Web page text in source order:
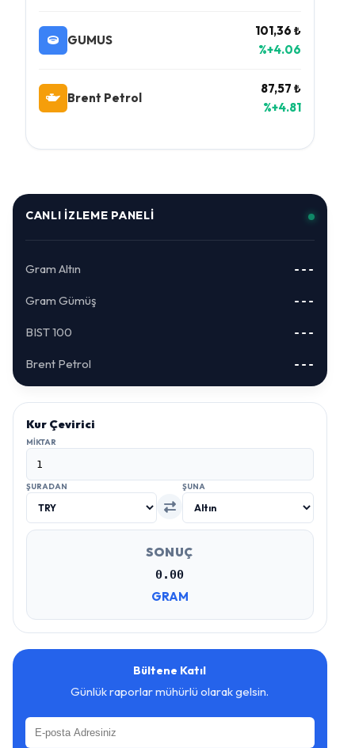
GUMUS
101,36 ₺
%+4.06
Brent Petrol
87,57 ₺
%+4.81
CANLI İZLEME PANELI
Gram Altın ---
Gram Gümüş ---
BIST 100 ---
Brent Petrol ---
Kur Çevirici
MIKTAR
ŞURADAN ŞUNA
SONUÇ
0.00
GRAM
Bültene Katıl
Günlük raporlar mühürlü olarak gelsin.